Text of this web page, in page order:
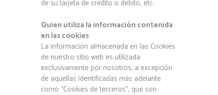
de su tarjeta de crédito o débito, etc.
Quien utiliza la información contenida
en las cookies
La información almacenada en las Cookies
de nuestro sitio web es utilizada
exclusivamente por nosotros, a excepción
de aquellas identificadas más adelante
como “Cookies de terceros”, que son